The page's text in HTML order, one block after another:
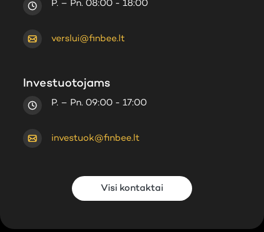
P. – Pn. 08:00 - 18:00
verslui@finbee.lt
Investuotojams
P. – Pn. 09:00 - 17:00
investuok@finbee.lt
Visi kontaktai